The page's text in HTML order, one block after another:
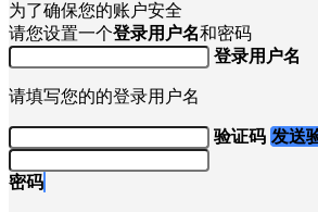
为了确保您的账户安全
请您设置一个登录用户名和密码
登录用户名
请填写您的的登录用户名
验证码 发送
密码